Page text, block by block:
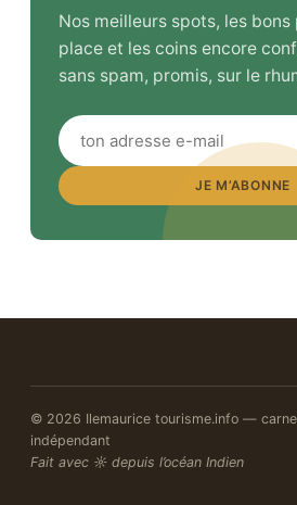
Nos meilleurs spots, les
place et les coins encore
sans spam, promis, sur le
JE M’ABONNE
© 2026 Ilemaurice tourisme.info —
indépendant
Fait avec ☼ depuis l’océan Indien